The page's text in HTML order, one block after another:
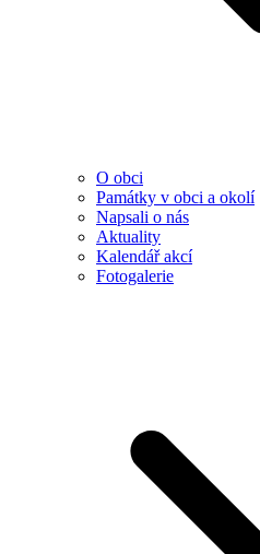
O obci
Památky v obci a okolí
Napsali o nás
Aktuality
Kalendář akcí
Fotogalerie